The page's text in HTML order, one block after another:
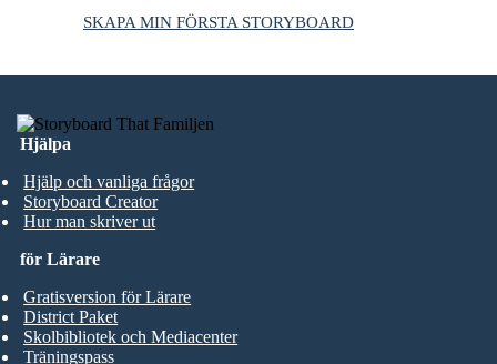
SKAPA MIN FÖRSTA STORYBOARD
Hjälpa
Hjälp och vanliga frågor
Storyboard Creator
Hur man skriver ut
för Lärare
Gratisversion för Lärare
District Paket
Skolbibliotek och Mediacenter
Träningspass